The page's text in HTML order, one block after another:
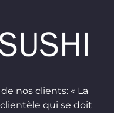
nos clients: « La
qui se doit